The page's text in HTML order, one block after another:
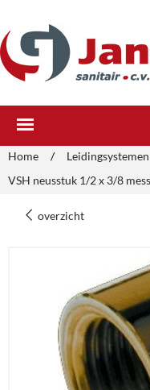
Home / Leidingsystemen
VSH neusstuk 1/2 x 3/8
overzicht